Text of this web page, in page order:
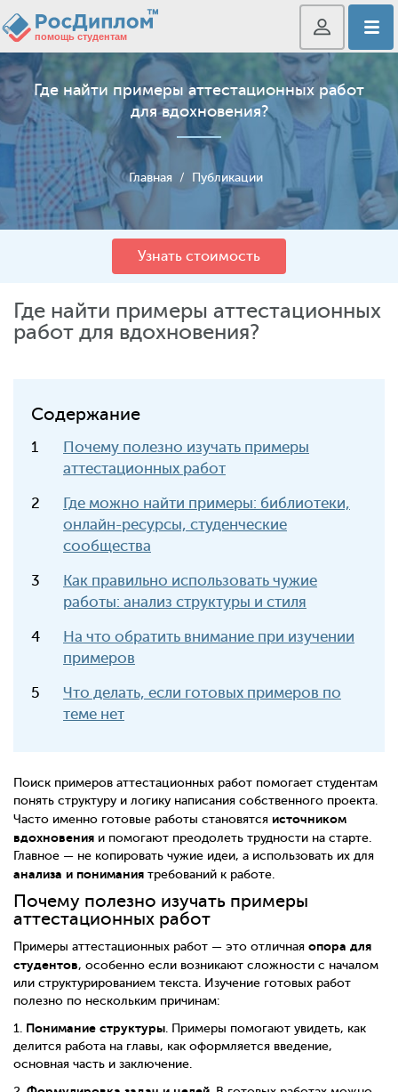
Где найти примеры аттестационных работ
для вдохновения?
Главная / Публикации
Узнать стоимость
Где найти примеры аттестационных
работ для вдохновения?
Содержание
Почему полезно изучать примеры
аттестационных работ
Где можно найти примеры: библиотеки,
онлайн-ресурсы, студенческие
сообщества
Как правильно использовать чужие
работы: анализ структуры и стиля
На что обратить внимание при изучении
примеров
Что делать, если готовых примеров по
теме нет
Поиск примеров аттестационных работ помогает студентам
понять структуру и логику написания собственного проекта.
Часто именно готовые работы становятся источником
вдохновения и помогают преодолеть трудности на старте.
Главное — не копировать чужие идеи, а использовать их для
анализа и понимания требований к работе.
Почему полезно изучать примеры
аттестационных работ
Примеры аттестационных работ — это отличная опора для
студентов, особенно если возникают сложности с началом
или структурированием текста. Изучение готовых работ
полезно по нескольким причинам:
1. Понимание структуры . Примеры помогают увидеть, как
делится работа на главы, как оформляется введение,
основная часть и заключение.